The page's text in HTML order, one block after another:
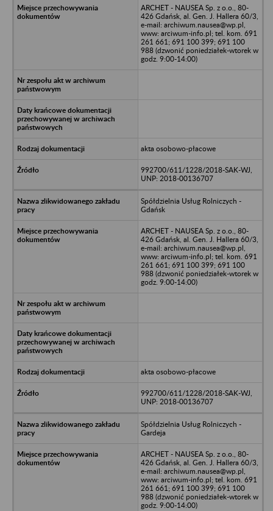
ARCHET - NAUSEA Sp. z o.o., 80-
426 Gdańsk, al. Gen. J. Hallera 60/3,
e-mail: archiwum.nausea@wp.pl,
www: arciwum-info.pl; tel. kom. 691
261 661; 691 100 399; 691 100
988 (dzwonić poniedziałek-wtorek w
godz. 9:00-14:00)
akta osobowo-płacowe
992700/611/1228/2018-SAK-WJ,
UNP: 2018-00136707
Spółdzielnia Usług Rolniczych -
Gdańsk
ARCHET - NAUSEA Sp. z o.o., 80-
426 Gdańsk, al. Gen. J. Hallera 60/3,
e-mail: archiwum.nausea@wp.pl,
www: arciwum-info.pl; tel. kom. 691
261 661; 691 100 399; 691 100
988 (dzwonić poniedziałek-wtorek w
godz. 9:00-14:00)
akta osobowo-płacowe
992700/611/1228/2018-SAK-WJ,
UNP: 2018-00136707
Spółdzielnia Usług Rolniczych -
Gardeja
ARCHET - NAUSEA Sp. z o.o., 80-
426 Gdańsk, al. Gen. J. Hallera 60/3,
e-mail: archiwum.nausea@wp.pl,
www: arciwum-info.pl; tel. kom. 691
261 661; 691 100 399; 691 100
988 (dzwonić poniedziałek-wtorek w
godz. 9:00-14:00)